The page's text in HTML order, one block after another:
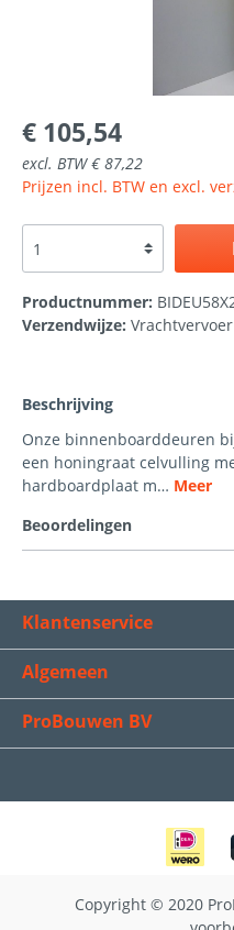
€ 105,54
excl. BTW € 87,22
Prijzen incl. BTW en excl.
Productnummer:
Verzendwijze: Vrachtvervoer
Beschrijving
Onze binnenboarddeuren
een honingraat celvulling
hardboardplaat m… Meer
Beoordelingen
Klantenservice
Algemeen
ProBouwen BV
Copyright © 2020